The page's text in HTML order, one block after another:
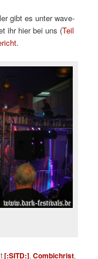
gibt es unter wave-
ihr hier bei uns (Teil
.
[:SITD:],Combichrist,